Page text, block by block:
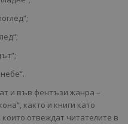
и във фентъзи жанра –
както и книги като
отвеждат читателите в